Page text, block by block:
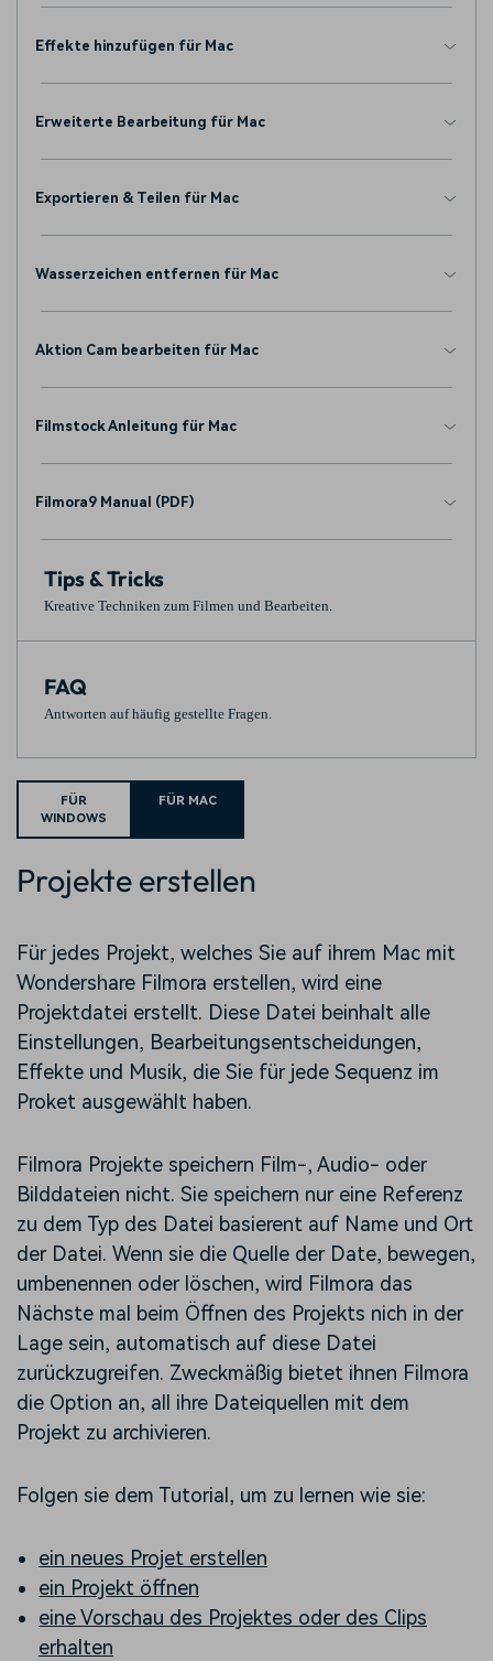
Effekte hinzufügen für Mac
Erweiterte Bearbeitung für Mac
Exportieren & Teilen für Mac
Wasserzeichen entfernen für Mac
Aktion Cam bearbeiten für Mac
Filmstock Anleitung für Mac
Filmora9 Manual (PDF)
Tips & Tricks
Kreative Techniken zum Filmen und Bearbeiten.
FAQ
Antworten auf häufig gestellte Fragen.
FÜR
WINDOWS
FÜR MAC
Projekte erstellen
Für jedes Projekt, welches Sie auf ihrem Mac mit
Wondershare Filmora erstellen, wird eine
Projektdatei erstellt. Diese Datei beinhalt alle
Einstellungen, Bearbeitungsentscheidungen,
Effekte und Musik, die Sie für jede Sequenz im
Proket ausgewählt haben.
Filmora Projekte speichern Film-, Audio- oder
Bilddateien nicht. Sie speichern nur eine Referenz
zu dem Typ des Datei basierent auf Name und Ort
der Datei. Wenn sie die Quelle der Date, bewegen,
umbenennen oder löschen, wird Filmora das
Nächste mal beim Öffnen des Projekts nich in der
Lage sein, automatisch auf diese Datei
zurückzugreifen. Zweckmäßig bietet ihnen Filmora
die Option an, all ihre Dateiquellen mit dem
Projekt zu archivieren.
Folgen sie dem Tutorial, um zu lernen wie sie:
ein neues Projet erstellen
ein Projekt öffnen
eine Vorschau des Projektes oder des Clips
erhalten